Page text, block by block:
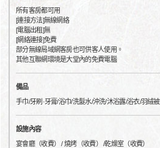
所有客房都可用
[連接方法]無線網絡
[電腦出租]無
[網絡連接]免費
部分無線局域網客房也可供客人使用。
其他互聯網環境是大堂內的免費電腦
備品
手巾/牙刷·牙膏/浴巾/洗髮水/沖洗/沐浴露/浴衣/羽絨
設施內容
宴會廳（收費） / 燒烤（收費） /乾燥室（收費）